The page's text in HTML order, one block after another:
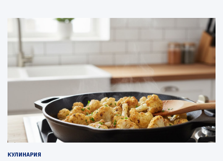
КУЛИНАРИЯ